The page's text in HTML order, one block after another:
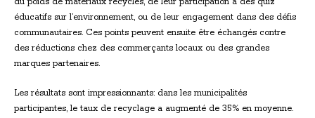
éducatifs sur l’environnement, ou de leur engagement dans des défis
communautaires. Ces points peuvent ensuite être échangés contre
des réductions chez des commerçants locaux ou des grandes
marques partenaires.
Les résultats sont impressionnants: dans les municipalités
participantes, le taux de recyclage a augmenté de 35% en moyenne.